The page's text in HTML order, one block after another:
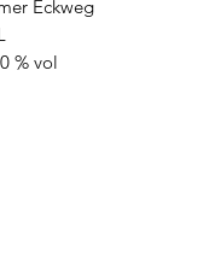
Eckweg
% vol